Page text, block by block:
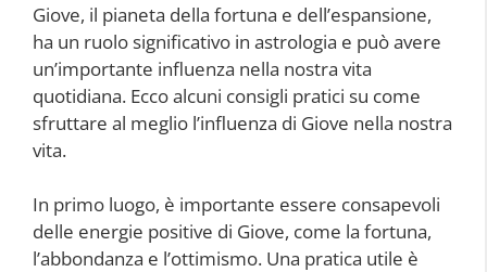
Giove, il pianeta della fortuna e dell’espansione,
ha un ruolo significativo in astrologia e può avere
un’importante influenza nella nostra vita
quotidiana. Ecco alcuni consigli pratici su come
sfruttare al meglio l’influenza di Giove nella nostra
vita.
In primo luogo, è importante essere consapevoli
delle energie positive di Giove, come la fortuna,
l’abbondanza e l’ottimismo. Una pratica utile è